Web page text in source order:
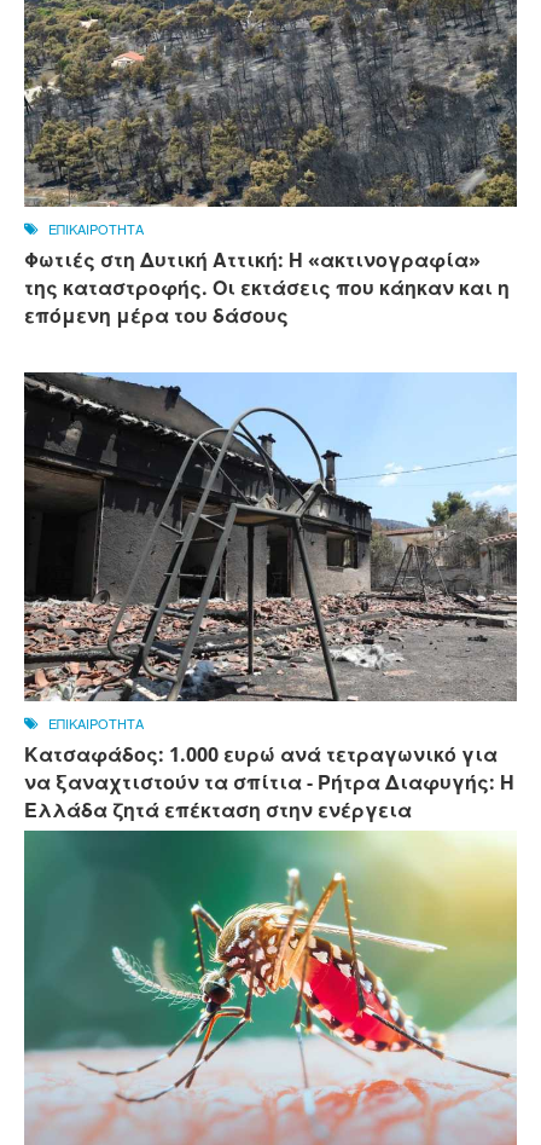
ΕΠΙΚΑΙΡΟΤΗΤΑ
Φωτιές στη Δυτική Αττική: Η «ακτινογραφία»
της καταστροφής. Οι εκτάσεις που κάηκαν και η
επόμενη μέρα του δάσους
ΕΠΙΚΑΙΡΟΤΗΤΑ
Κατσαφάδος: 1.000 ευρώ ανά τετραγωνικό για
να ξαναχτιστούν τα σπίτια - Ρήτρα Διαφυγής: Η
Ελλάδα ζητά επέκταση στην ενέργεια